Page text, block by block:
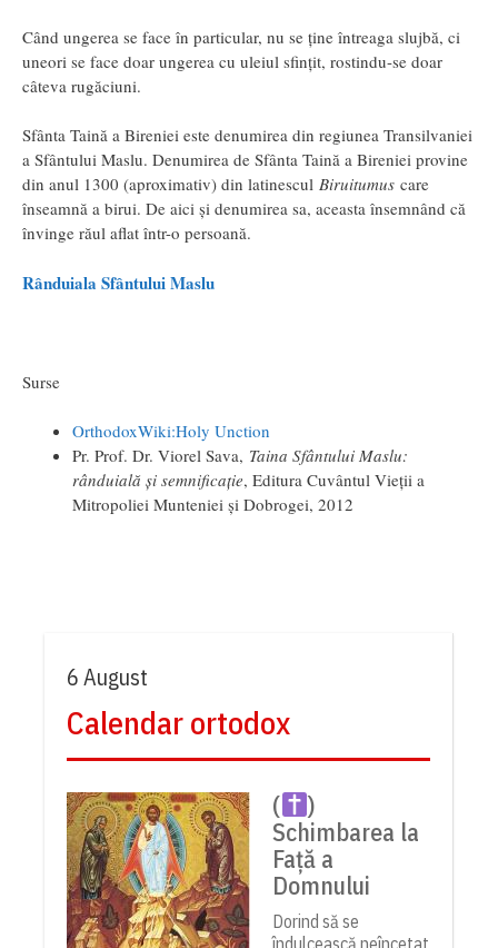
Când ungerea se face în particular, nu se ţine întreaga slujbă, ci
uneori se face doar ungerea cu uleiul sfințit, rostindu-se doar
câteva rugăciuni.
Sfânta Taină a Bireniei este denumirea din regiunea Transilvaniei
a Sfântului Maslu. Denumirea de Sfânta Taină a Bireniei provine
din anul 1300 (aproximativ) din latinescul Biruitumus care
înseamnă a birui. De aici şi denumirea sa, aceasta însemnând că
învinge răul aflat într-o persoană.
Rânduiala Sfântului Maslu
Surse
OrthodoxWiki:Holy Unction
Pr. Prof. Dr. Viorel Sava, Taina Sfântului Maslu:
rânduială și semnificație, Editura Cuvântul Vieții a
Mitropoliei Munteniei și Dobrogei, 2012
6 August
Calendar ortodox
(
)
Schimbarea la
Față a
Domnului
Dorind să se
îndulcească neîncetat